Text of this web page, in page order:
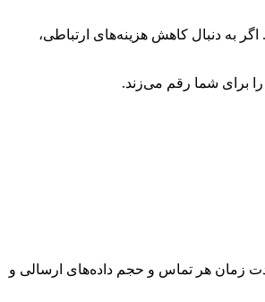
این فناوری بهره‌مند شوید. اگر به دنبال کاهش هزینه‌های ارتباطی،
زمان هر تماس و حجم داده‌های ارسالی و